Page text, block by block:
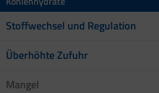
Stoffwechsel und Regulation
Überhöhte Zufuhr
Mangel